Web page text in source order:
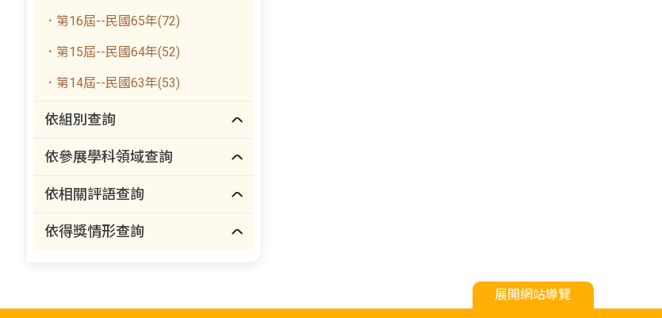
．第16屆--民國65年(72)
．第15屆--民國64年(52)
．第14屆--民國63年(53)
依組別查詢
依參展學科領域查詢
依相關評語查詢
依得獎情形查詢
展開網站導覽